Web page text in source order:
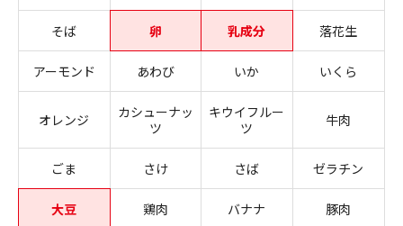
そば 卵 乳成分 落花生
アーモンド あわび いか いくら
オレンジ
カシューナッ
ツ
キウイフルー
ツ
牛肉
ごま さけ さば ゼラチン
大豆 鶏肉 バナナ 豚肉